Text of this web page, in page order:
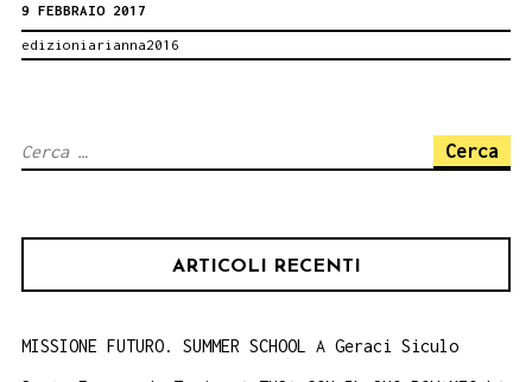
Novità
9 FEBBRAIO 2017
edizioniarianna2016
Ricerca
ARTICOLI RECENTI
MISSIONE FUTURO. SUMMER SCHOOL A Geraci Siculo